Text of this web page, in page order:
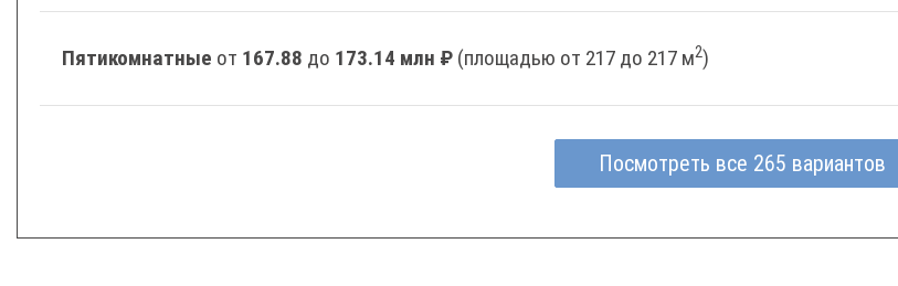
Пятикомнатные от 167.88 до 173.14 млн ₽ (площадью от 217 до 217 м2)
Посмотреть все 265 вариантов